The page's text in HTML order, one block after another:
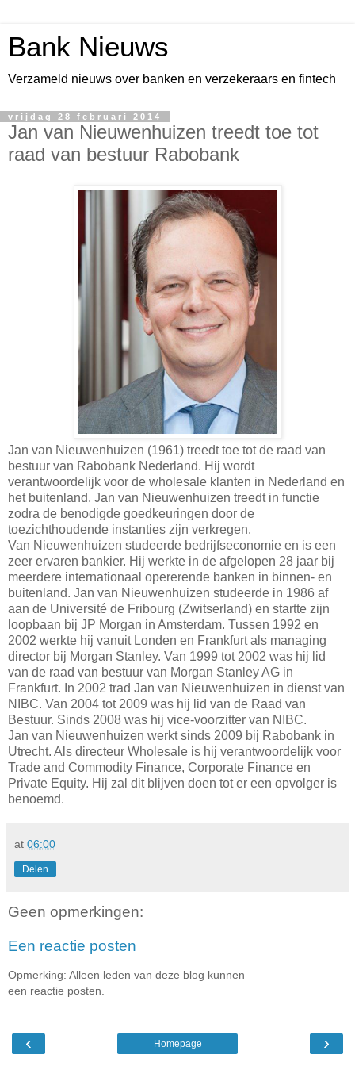
Bank Nieuws
Verzameld nieuws over banken en verzekeraars en fintech
vrijdag 28 februari 2014
Jan van Nieuwenhuizen treedt toe tot
raad van bestuur Rabobank
Jan van Nieuwenhuizen (1961) treedt toe tot de raad van
bestuur van Rabobank Nederland. Hij wordt
verantwoordelijk voor de wholesale klanten in Nederland en
het buitenland. Jan van Nieuwenhuizen treedt in functie
zodra de benodigde goedkeuringen door de
toezichthoudende instanties zijn verkregen.
Van Nieuwenhuizen studeerde bedrijfseconomie en is een
zeer ervaren bankier. Hij werkte in de afgelopen 28 jaar bij
meerdere internationaal opererende banken in binnen- en
buitenland. Jan van Nieuwenhuizen studeerde in 1986 af
aan de Université de Fribourg (Zwitserland) en startte zijn
loopbaan bij JP Morgan in Amsterdam. Tussen 1992 en
2002 werkte hij vanuit Londen en Frankfurt als managing
director bij Morgan Stanley. Van 1999 tot 2002 was hij lid
van de raad van bestuur van Morgan Stanley AG in
Frankfurt. In 2002 trad Jan van Nieuwenhuizen in dienst van
NIBC. Van 2004 tot 2009 was hij lid van de Raad van
Bestuur. Sinds 2008 was hij vice-voorzitter van NIBC.
Jan van Nieuwenhuizen werkt sinds 2009 bij Rabobank in
Utrecht. Als directeur Wholesale is hij verantwoordelijk voor
Trade and Commodity Finance, Corporate Finance en
Private Equity. Hij zal dit blijven doen tot er een opvolger is
benoemd.
at 06:00
Delen
Geen opmerkingen:
Een reactie posten
Opmerking: Alleen leden van deze blog kunnen
een reactie posten.
‹ ›
Homepage